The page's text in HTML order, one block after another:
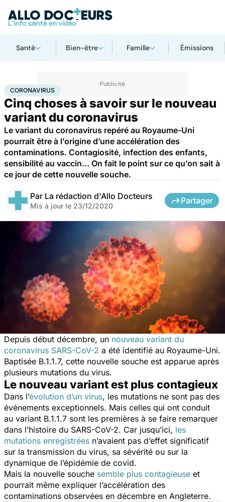
Santé Bien-être Famille Émissions
AccueilSantéMaladies Coronavirus
CORONAVIRUS
Cinq choses à savoir sur le nouveau
variant du coronavirus
Le variant du coronavirus repéré au Royaume-Uni
pourrait être à l’origine d’une accélération des
contaminations. Contagiosité, infection des enfants,
sensibilité au vaccin… On fait le point sur ce qu’on sait à
ce jour de cette nouvelle souche.
Par La rédaction d'Allo Docteurs
Mis à jour le 23/12/2020
Partager
Depuis début décembre, un nouveau variant du
coronavirus SARS-CoV-2 a été identifié au Royaume-Uni.
Baptisée B.1.1.7, cette nouvelle souche est apparue après
plusieurs mutations du virus.
Le nouveau variant est plus contagieux
Dans l’évolution d’un virus, les mutations ne sont pas des
événements exceptionnels. Mais celles qui ont conduit
au variant B.1.1.7 sont les premières à se faire remarquer
dans l’histoire du SARS-CoV-2. Car jusqu’ici, les
mutations enregistrées n’avaient pas d’effet significatif
sur la transmission du virus, sa sévérité ou sur la
dynamique de l’épidémie de covid.
Mais la nouvelle souche semble plus contagieuse et
pourrait même expliquer l’accélération des
contaminations observées en décembre en Angleterre.